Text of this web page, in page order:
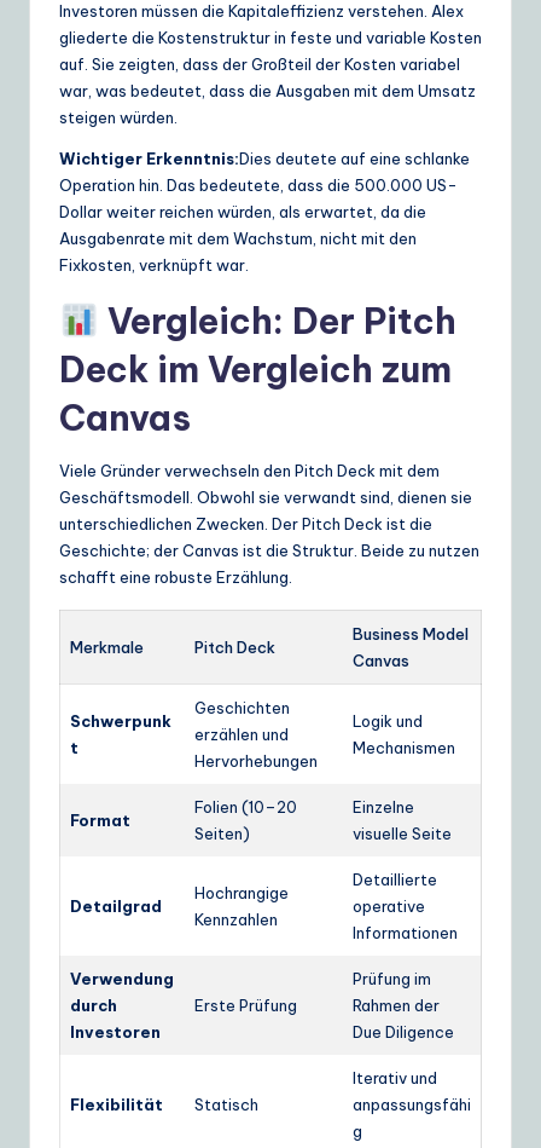
Investoren müssen die Kapitaleffizienz verstehen. Alex
gliederte die Kostenstruktur in feste und variable Kosten
auf. Sie zeigten, dass der Großteil der Kosten variabel
war, was bedeutet, dass die Ausgaben mit dem Umsatz
steigen würden.
Wichtiger Erkenntnis:Dies deutete auf eine schlanke
Operation hin. Das bedeutete, dass die 500.000 US-
Dollar weiter reichen würden, als erwartet, da die
Ausgabenrate mit dem Wachstum, nicht mit den
Fixkosten, verknüpft war.
Vergleich: Der Pitch
Deck im Vergleich zum
Canvas
Viele Gründer verwechseln den Pitch Deck mit dem
Geschäftsmodell. Obwohl sie verwandt sind, dienen sie
unterschiedlichen Zwecken. Der Pitch Deck ist die
Geschichte; der Canvas ist die Struktur. Beide zu nutzen
schafft eine robuste Erzählung.
Merkmale Pitch Deck
Business Model
Canvas
Schwerpunk
t
Geschichten
erzählen und
Hervorhebungen
Logik und
Mechanismen
Format
Folien (10–20
Seiten)
Einzelne
visuelle Seite
Detailgrad
Hochrangige
Kennzahlen
Detaillierte
operative
Informationen
Verwendung
durch
Investoren
Erste Prüfung
Prüfung im
Rahmen der
Due Diligence
Flexibilität Statisch
Iterativ und
anpassungsfähi
g